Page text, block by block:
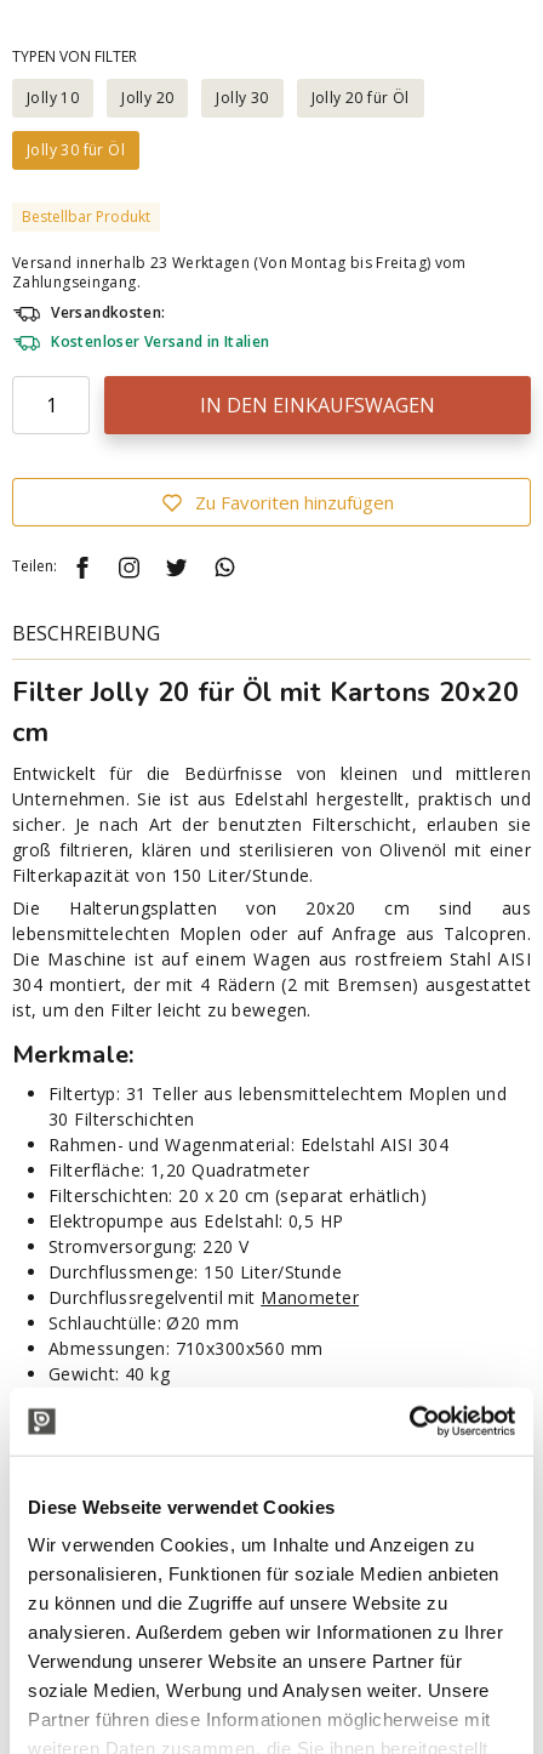
Diese Webseite verwendet Cookies
Wir verwenden Cookies, um Inhalte und Anzeigen zu
personalisieren, Funktionen für soziale Medien anbieten
zu können und die Zugriffe auf unsere Website zu
analysieren. Außerdem geben wir Informationen zu Ihrer
Verwendung unserer Website an unsere Partner für
soziale Medien, Werbung und Analysen weiter. Unsere
Partner führen diese Informationen möglicherweise mit
weiteren Daten zusammen, die Sie ihnen bereitgestellt
TYPEN VON FILTER
Jolly 10
Jolly 20 Jolly 30 Jolly 20 für Öl
Jolly 30 für Öl
Bestellbar Produkt
Versand innerhalb 23 Werktagen (Von Montag bis Freitag) vom
Zahlungseingang.
Versandkosten:
Kostenloser Versand in Italien
IN DEN EINKAUFSWAGEN
Zu Favoriten hinzufügen
Teilen:
BESCHREIBUNG
Filter Jolly 20 für Öl mit Kartons 20x20
cm
Entwickelt für die Bedürfnisse von kleinen und mittleren
Unternehmen. Sie ist aus Edelstahl hergestellt, praktisch und
sicher. Je nach Art der benutzten Filterschicht, erlauben sie
groß filtrieren, klären und sterilisieren von Olivenöl mit einer
Filterkapazität von 150 Liter/Stunde.
Die Halterungsplatten von 20x20 cm sind aus
lebensmittelechten Moplen oder auf Anfrage aus Talcopren.
Die Maschine ist auf einem Wagen aus rostfreiem Stahl AISI
304 montiert, der mit 4 Rädern (2 mit Bremsen) ausgestattet
ist, um den Filter leicht zu bewegen.
Merkmale:
Filtertyp: 31 Teller aus lebensmittelechtem Moplen und
30 Filterschichten
Rahmen- und Wagenmaterial: Edelstahl AISI 304
Filterfläche: 1,20 Quadratmeter
Filterschichten: 20 x 20 cm (separat erhätlich)
Elektropumpe aus Edelstahl: 0,5 HP
Stromversorgung: 220 V
Durchflussmenge: 150 Liter/Stunde
Durchflussregelventil mit Manometer
Schlauchtülle: Ø20 mm
Abmessungen: 710x300x560 mm
Gewicht: 40 kg
Zur Verwendung mit:
Schlauch Oil Ø20 (1m)
Schlauch Spid Ø19 (1 m)
Ersatzteile:
Außenplatten aus Moplen
Innenplatte aus Moplen
Filterschicht (separat erhätlich):
Die Filterkartons, die hier benutzt werden können, sind vom
Format20x20cm und ihre Filtermerkmale sind die folgenden